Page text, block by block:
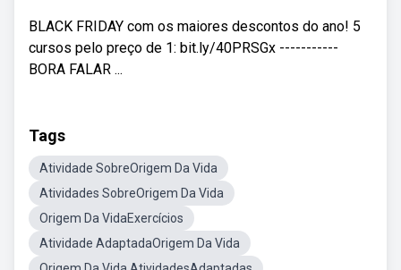
BLACK FRIDAY com os maiores descontos do ano! 5
cursos pelo preço de 1: bit.ly/40PRSGx -----------
BORA FALAR ...
Tags
Atividade SobreOrigem Da Vida
Atividades SobreOrigem Da Vida
Origem Da VidaExercícios
Atividade AdaptadaOrigem Da Vida